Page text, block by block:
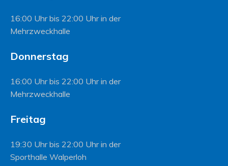
16:00 Uhr bis 22:00 Uhr in der
Mehrzweckhalle
Donnerstag
16:00 Uhr bis 22:00 Uhr in der
Mehrzweckhalle
Freitag
19:30 Uhr bis 22:00 Uhr in der
Sporthalle Walperloh